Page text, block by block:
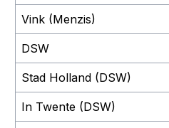
Vink (Menzis)
DSW
Stad Holland (DSW)
In Twente (DSW)